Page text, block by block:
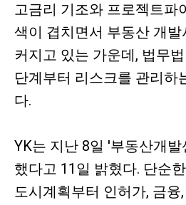
고금리 기조와 프로젝트파
색이 겹치면서 부동산 개발
커지고 있는 가운데, 법무
단계부터 리스크를 관리하
다.
YK는 지난 8일 '부동산개
했다고 11일 밝혔다. 단순
도시계획부터 인허가, 금융